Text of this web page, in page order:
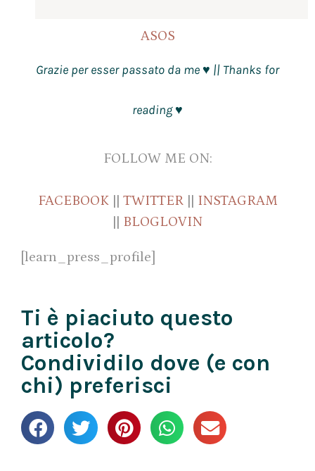
ASOS
Grazie per esser passato da me ♥ || Thanks for
reading ♥
FOLLOW ME ON:
FACEBOOK|| TWITTER|| INSTAGRAM
BLOGLOVIN
[learn_press_profile]
Ti è piaciuto questo
articolo?
Condividilo dove (e con
chi) preferisci